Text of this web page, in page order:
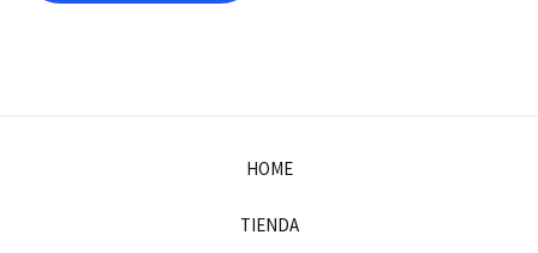
HOME
TIENDA